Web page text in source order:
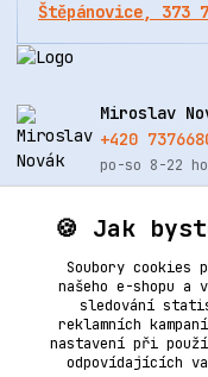
Štěpánovice, 373
Miroslav
+420
po-so 8-22
🍪 Jak
Soubory cookies
našeho e-shopu a
sledování
reklamních
nastavení při
odpovídajících